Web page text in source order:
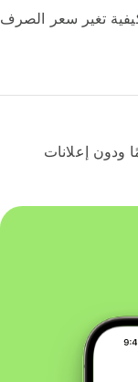
تغير سعر الصرف
ودون إعلانات